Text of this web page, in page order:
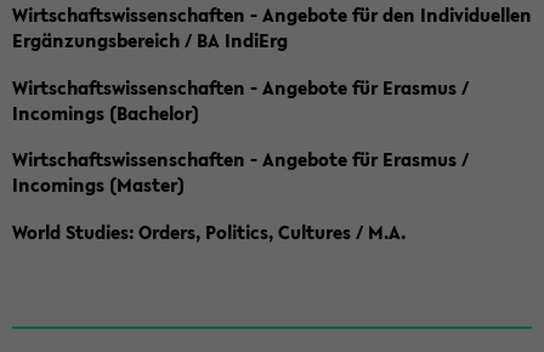
Wirtschaftswissenschaften - Angebote für den Individuellen
Ergänzungsbereich / BA IndiErg
Wirtschaftswissenschaften - Angebote für Erasmus /
Incomings (Bachelor)
Wirtschaftswissenschaften - Angebote für Erasmus /
Incomings (Master)
World Studies: Orders, Politics, Cultures / M.A.